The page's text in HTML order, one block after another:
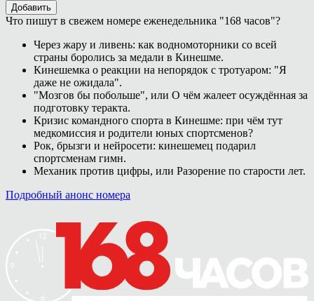
Добавить
Что пишут в свежем номере еженедельника "168 часов"?
Через жару и ливень: как водномоторники со всей
страны боролись за медали в Кинешме.
Кинешемка о реакции на непорядок с тротуаром: "Я
даже не ожидала".
"Мозгов бы побольше", или О чём жалеет осуждённая за
подготовку теракта.
Кризис командного спорта в Кинешме: при чём тут
медкомиссия и родители юных спортсменов?
Рок, брызги и нейросети: кинешемец подарил
спортсменам гимн.
Механик против цифры, или Разорение по старости лет.
Подробный анонс номера